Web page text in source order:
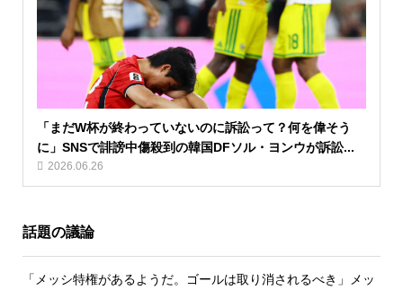
「まだW杯が終わっていないのに訴訟って？何を偉そう
に」SNSで誹謗中傷殺到の韓国DFソル・ヨンウが訴訟...
2026.06.26
話題の議論
「メッシ特権があるようだ。ゴールは取り消されるべき」メッ